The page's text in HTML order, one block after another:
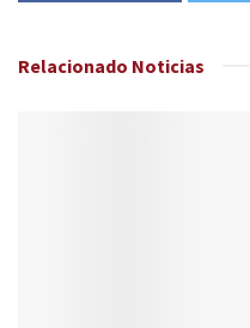
Relacionado Noticias